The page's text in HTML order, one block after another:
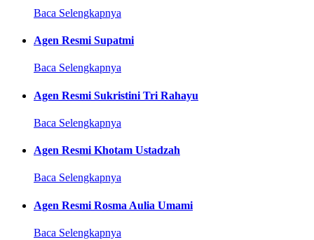
Baca Selengkapnya
Agen Resmi Supatmi
Baca Selengkapnya
Agen Resmi Sukristini Tri Rahayu
Baca Selengkapnya
Agen Resmi Khotam Ustadzah
Baca Selengkapnya
Agen Resmi Rosma Aulia Umami
Baca Selengkapnya